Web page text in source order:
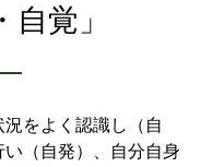
自覚」
をよく認識し（自
（自発）、自分自身